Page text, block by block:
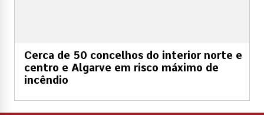
Cerca de 50 concelhos do interior norte e
centro e Algarve em risco máximo de
incêndio